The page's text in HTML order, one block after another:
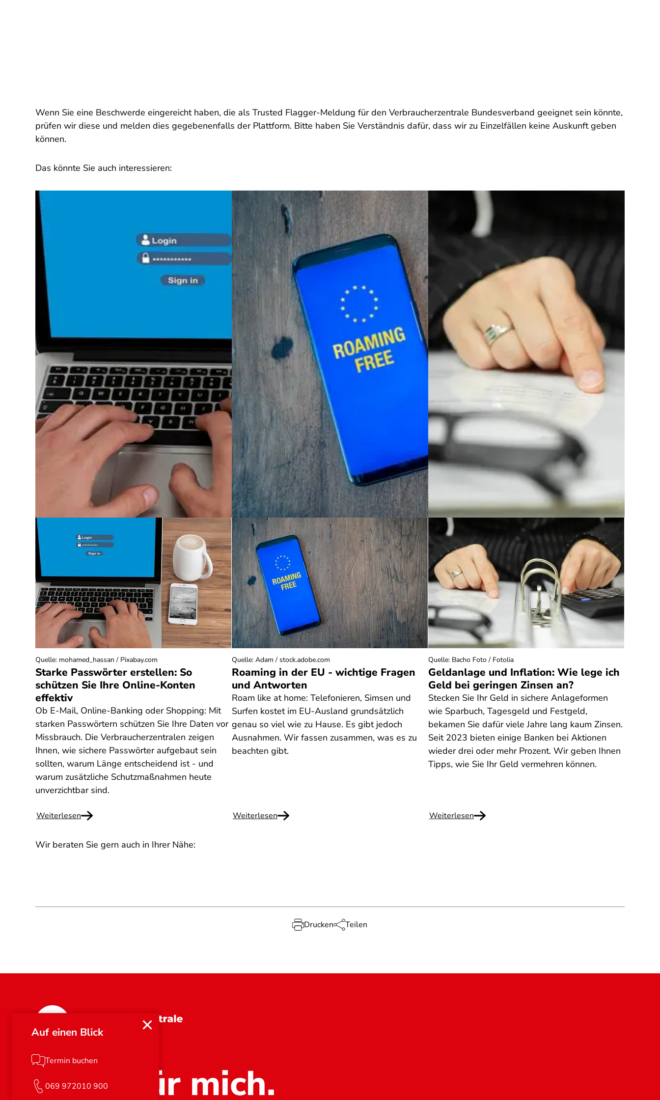
Auf einen Blick
Termin buchen
069 972010 900
Wenn Sie eine Beschwerde eingereicht haben, die als Trusted Flagger-Meldung für den Verbraucherzentrale Bundesverband geeignet sein könnte,
prüfen wir diese und melden dies gegebenenfalls der Plattform. Bitte haben Sie Verständnis dafür, dass wir zu Einzelfällen keine Auskunft geben
können.
Das könnte Sie auch interessieren:
Starke Passwörter erstellen: So
schützen Sie Ihre Online-Konten
effektiv
Ob E-Mail, Online-Banking oder Shopping: Mit
starken Passwörtern schützen Sie Ihre Daten vor
Missbrauch. Die Verbraucherzentralen zeigen
Ihnen, wie sichere Passwörter aufgebaut sein
sollten, warum Länge entscheidend ist - und
warum zusätzliche Schutzmaßnahmen heute
unverzichtbar sind.
Weiterlesen
Quelle: mohamed_hassan / Pixabay.com
Roaming in der EU - wichtige Fragen
und Antworten
Roam like at home: Telefonieren, Simsen und
Surfen kostet im EU-Ausland grundsätzlich
genau so viel wie zu Hause. Es gibt jedoch
Ausnahmen. Wir fassen zusammen, was es zu
beachten gibt.
Weiterlesen
Quelle: Adam / stock.adobe.com
Geldanlage und Inflation: Wie lege ich
Geld bei geringen Zinsen an?
Stecken Sie Ihr Geld in sichere Anlageformen
wie Sparbuch, Tagesgeld und Festgeld,
bekamen Sie dafür viele Jahre lang kaum Zinsen.
Seit 2023 bieten einige Banken bei Aktionen
wieder drei oder mehr Prozent. Wir geben Ihnen
Tipps, wie Sie Ihr Geld vermehren können.
Weiterlesen
Quelle: Bacho Foto / Fotolia
Wir beraten Sie gern auch in Ihrer Nähe:
Drucken Teilen
Hessen
Stark für mich.